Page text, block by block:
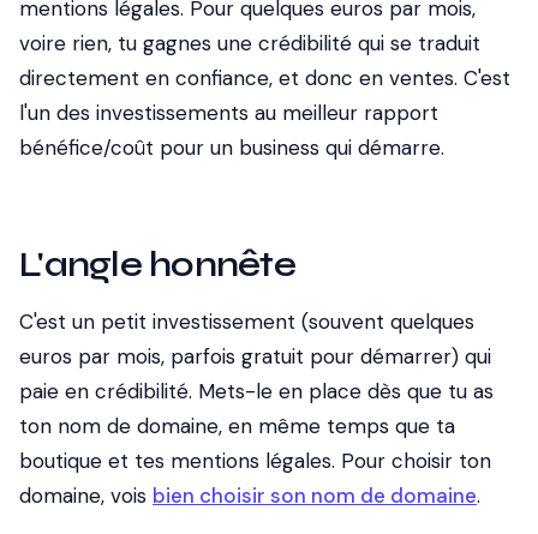
mentions légales. Pour quelques euros par mois,
voire rien, tu gagnes une crédibilité qui se traduit
directement en confiance, et donc en ventes. C'est
l'un des investissements au meilleur rapport
bénéfice/coût pour un business qui démarre.
L'angle honnête
C'est un petit investissement (souvent quelques
euros par mois, parfois gratuit pour démarrer) qui
paie en crédibilité. Mets-le en place dès que tu as
ton nom de domaine, en même temps que ta
boutique et tes mentions légales. Pour choisir ton
domaine, vois bien choisir son nom de domaine.